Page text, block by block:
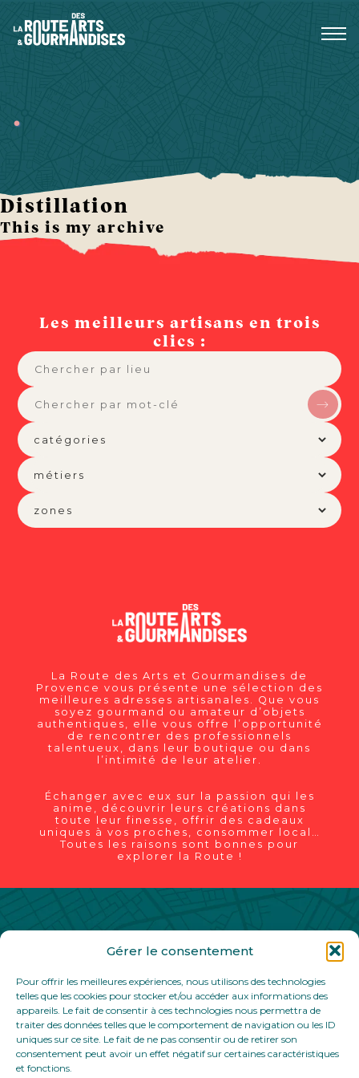
Gérer le consentement
Pour offrir les meilleures expériences, nous utilisons des technologies
telles que les cookies pour stocker et/ou accéder aux informations des
appareils. Le fait de consentir à ces technologies nous permettra de
traiter des données telles que le comportement de navigation ou les ID
uniques sur ce site. Le fait de ne pas consentir ou de retirer son
consentement peut avoir un effet négatif sur certaines caractéristiques
et fonctions.
au
contenu
.
Distillation
This is my archive
Les meilleurs artisans en trois
clics :
La Route des Arts et Gourmandises de
Provence vous présente une sélection des
meilleures adresses artisanales. Que vous
soyez gourmand ou amateur d’objets
authentiques, elle vous offre l’opportunité
de rencontrer des professionnels
talentueux, dans leur boutique ou dans
l’intimité de leur atelier.
Échanger avec eux sur la passion qui les
anime, découvrir leurs créations dans
toute leur finesse, offrir des cadeaux
uniques à vos proches, consommer local…
Toutes les raisons sont bonnes pour
explorer la Route !
Politique de confidentialité